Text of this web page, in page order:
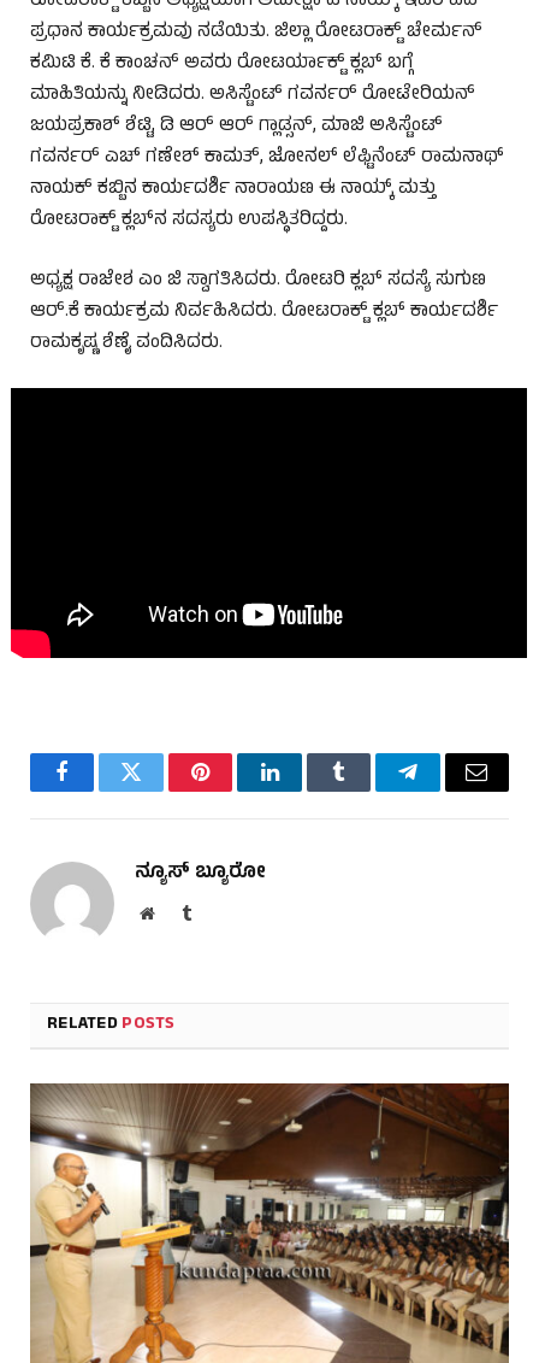
ಪ್ರಧಾನ ಕಾರ್ಯಕ್ರಮವು ನಡೆಯಿತು. ಜಿಲ್ಲಾ ರೋಟರಾಕ್ಟ್ ಚೇರ್ಮನ್
ಕಮಿಟಿ ಕೆ. ಕೆ ಕಾಂಚನ್ ಅವರು ರೋಟರ್ಯಾಕ್ಟ್ ಕ್ಲಬ್ ಬಗ್ಗೆ
ಮಾಹಿತಿಯನ್ನು ನೀಡಿದರು. ಅಸಿಸ್ಟೆಂಟ್ ಗವರ್ನರ್ ರೋಟೇರಿಯನ್
ಜಯಪ್ರಕಾಶ್ ಶೆಟ್ಟಿ, ಡಿ ಆರ್ ಆರ್ ಗ್ಲಾಡ್ಸನ್, ಮಾಜಿ ಅಸಿಸ್ಟೆಂಟ್
ಗವರ್ನರ್ ಎಚ್ ಗಣೇಶ್ ಕಾಮತ್, ಜೋನಲ್ ಲೆಫ್ಟಿನೆಂಟ್ ರಾಮನಾಥ್
ನಾಯಕ್ ಕಬ್ಬಿನ ಕಾರ್ಯದರ್ಶಿ ನಾರಾಯಣ ಈ ನಾಯ್ಕ್ ಮತ್ತು
ರೋಟರಾಕ್ಟ್ ಕ್ಲಬ್‌ನ ಸದಸ್ಯರು ಉಪಸ್ಥಿತರಿದ್ದರು.
ಅಧ್ಯಕ್ಷ ರಾಜೇಶ ಎಂ ಜಿ ಸ್ವಾಗತಿಸಿದರು. ರೋಟರಿ ಕ್ಲಬ್ ಸದಸ್ಯೆ ಸುಗುಣ
ಆರ್.ಕೆ ಕಾರ್ಯಕ್ರಮ ನಿರ್ವಹಿಸಿದರು. ರೋಟರಾಕ್ಟ್ ಕ್ಲಬ್ ಕಾರ್ಯದರ್ಶಿ
ರಾಮಕೃಷ್ಣ ಶೆಣೈ ವಂದಿಸಿದರು.
FacebookTwitter PinterestLinkedInTumblr TelegramEmail
ನ್ಯೂಸ್ ಬ್ಯೂರೋ
WebsiteTumblr
RELATEDPOSTS